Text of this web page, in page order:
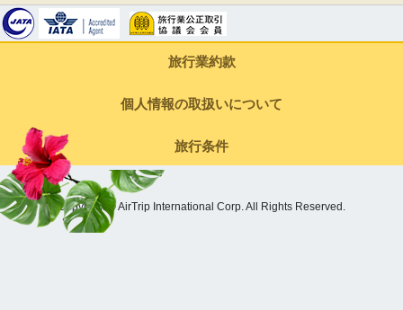
旅行業約款
個人情報の取扱いについて
旅行条件
Copyright © AirTrip International Corp. All Rights Reserved.